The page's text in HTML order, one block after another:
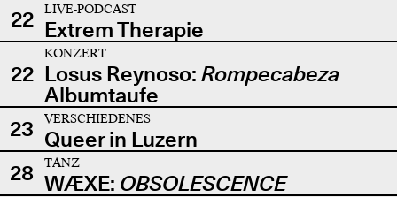
22
LIVE-PODCAST
Extrem Therapie
22
KONZERT
Losus Reynoso: Rompecabeza
Albumtaufe
23
VERSCHIEDENES
Queer in Luzern
28
TANZ
WÆXE: OBSOLESCENCE